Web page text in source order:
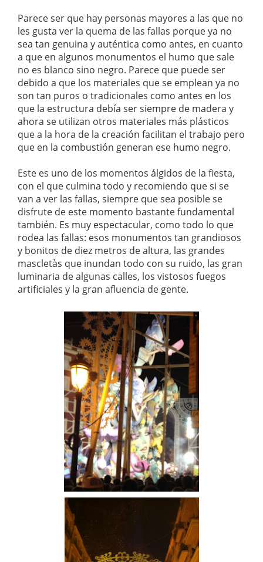
Parece ser que hay personas mayores a las que no
les gusta ver la quema de las fallas porque ya no
sea tan genuina y auténtica como antes, en cuanto
a que en algunos monumentos el humo que sale
no es blanco sino negro. Parece que puede ser
debido a que los materiales que se emplean ya no
son tan puros o tradicionales como antes en los
que la estructura debía ser siempre de madera y
ahora se utilizan otros materiales más plásticos
que a la hora de la creación facilitan el trabajo pero
que en la combustión generan ese humo negro.
Este es uno de los momentos álgidos de la fiesta,
con el que culmina todo y recomiendo que si se
van a ver las fallas, siempre que sea posible se
disfrute de este momento bastante fundamental
también. Es muy espectacular, como todo lo que
rodea las fallas: esos monumentos tan grandiosos
y bonitos de diez metros de altura, las grandes
mascletàs que inundan todo con su ruido, las gran
luminaria de algunas calles, los vistosos fuegos
artificiales y la gran afluencia de gente.